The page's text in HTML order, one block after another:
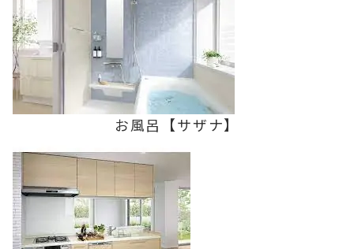
お風呂【サザナ】